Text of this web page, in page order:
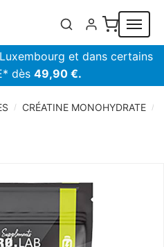
Luxembourg et dans certains
dès 49,90 €.
/ CRÉATINE MONOHYDRATE /